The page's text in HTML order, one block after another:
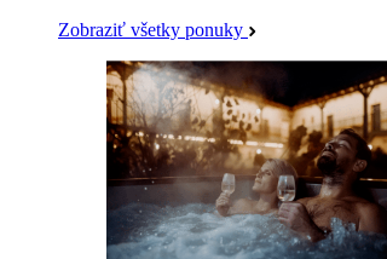
Zobraziť všetky ponuky